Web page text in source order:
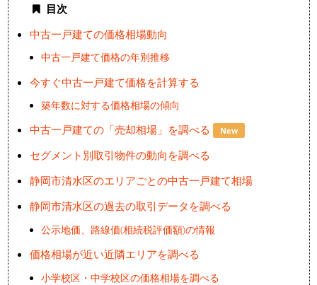
目次
中古一戸建ての価格相場動向
中古一戸建て価格の年別推移
今すぐ中古一戸建て価格を計算する
築年数に対する価格相場の傾向
中古一戸建ての「売却相場」を調べる New
セグメント別取引物件の動向を調べる
静岡市清水区のエリアごとの中古一戸建て相場
静岡市清水区の過去の取引データを調べる
公示地価、路線価(相続税評価額)の情報
価格相場が近い近隣エリアを調べる
小学校区・中学校区の価格相場を調べる